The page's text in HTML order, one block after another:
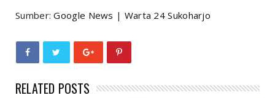
Sumber:Google News | Warta 24 Sukoharjo
RELATED POSTS